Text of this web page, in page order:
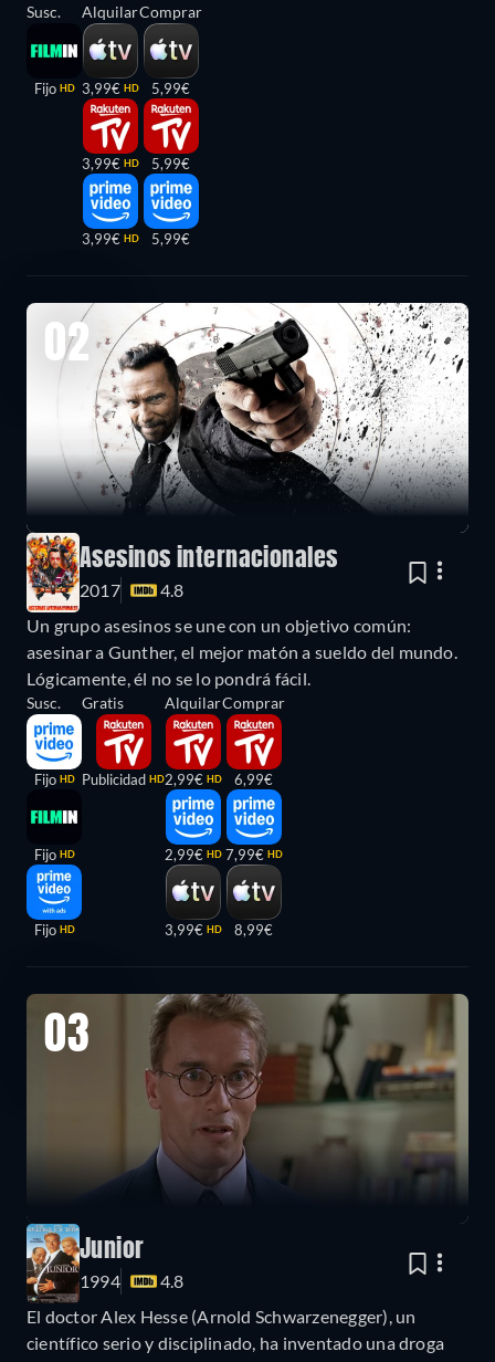
Susc.
Fijo HD
Alquilar
3,99€ HD
3,99€ HD
3,99€ HD
Comprar
5,99€
5,99€
5,99€
02
Asesinos internacionales
2017
4.8
Un grupo asesinos se une con un objetivo común:
asesinar a Gunther, el mejor matón a sueldo del mundo.
Lógicamente, él no se lo pondrá fácil.
Susc.
Fijo HD
Fijo HD
Fijo HD
Gratis
Publicidad HD
Alquilar
2,99€ HD
2,99€ HD
3,99€ HD
Comprar
6,99€
7,99€ HD
8,99€
03
Junior
1994
4.8
El doctor Alex Hesse (Arnold Schwarzenegger), un
científico serio y disciplinado, ha inventado una droga